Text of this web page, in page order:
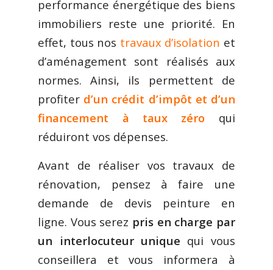
performance énergétique des biens
immobiliers reste une priorité. En
effet, tous nos travaux d’isolation et
d’aménagement sont réalisés aux
normes. Ainsi, ils permettent de
profiter d’un crédit d’impôt et d’un
financement à taux zéro qui
réduiront vos dépenses.
Avant de réaliser vos travaux de
rénovation, pensez à faire une
demande de devis peinture en
ligne. Vous serez pris en charge par
un interlocuteur unique qui vous
conseillera et vous informera à